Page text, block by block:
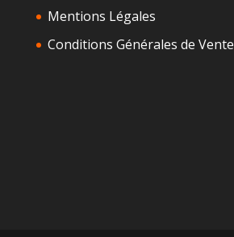
Mentions Légales
Conditions Générales de Vente